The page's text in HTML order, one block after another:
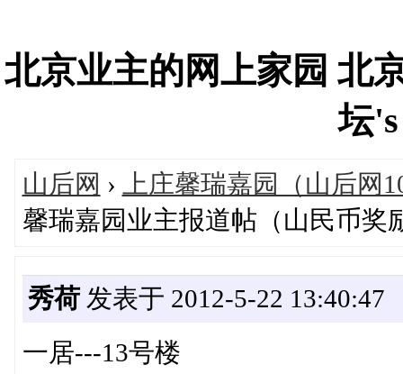
北京业主的网上家园 北
坛
山后网 ›
上庄馨瑞嘉园（山后网
馨瑞嘉园业主报道帖（山民币奖
秀荷发表于 2012-5-22 13:40:47
一居---13号楼